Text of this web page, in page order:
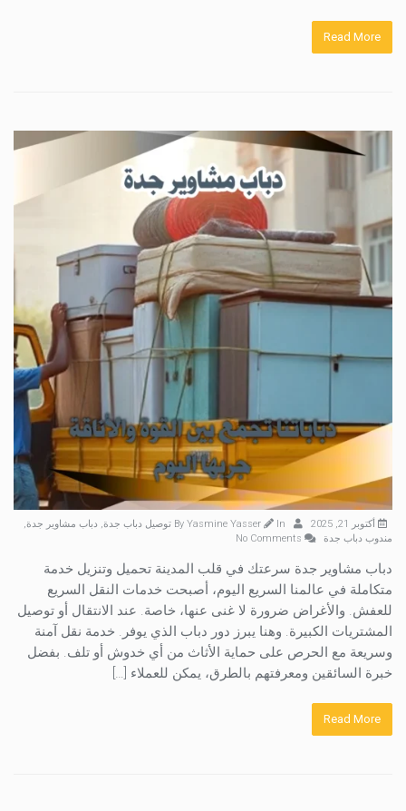
Read More
أكتوبر 21, 2025 Yasmine Yasser In توصيل دباب جدة, دباب مشاوير جدة,
مندوب دباب جدة
دباب مشاوير جدة سرعتك في قلب المدينة تحميل وتنزيل خدمة
متكاملة في عالمنا السريع اليوم، أصبحت خدمات النقل السريع
للعفش. والأغراض ضرورة لا غنى عنها، خاصة. عند الانتقال أو توصيل
المشتريات الكبيرة. وهنا يبرز دور دباب الذي يوفر. خدمة نقل آمنة
وسريعة مع الحرص على حماية الأثاث من أي خدوش أو تلف. بفضل
خبرة السائقين ومعرفتهم بالطرق، يمكن للعملاء […]
Read More